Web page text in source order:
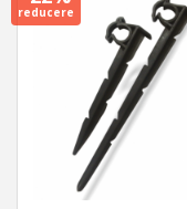
reducere